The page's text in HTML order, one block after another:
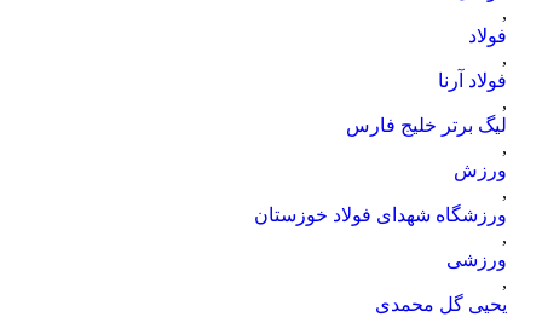
,
فولاد
,
فولاد آرنا
,
لیگ برتر خلیج فارس
,
ورزش
,
ورزشگاه شهدای فولاد خوزستان
,
ورزشی
,
یحیی گل محمدی